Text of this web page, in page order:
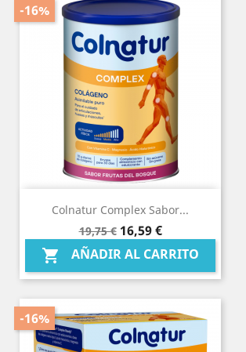
Colnatur Complex Sabor...
Precio
base
19,75 €
-16%
Precio
16,59 €
 AÑADIR AL CARRITO
-16%